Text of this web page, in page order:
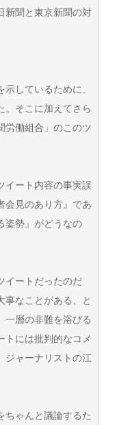
新聞と東京新聞の対
しているために、
。そこに加えてさら
労働組合」のこのツ
イート内容の事実誤
会見のあり方』であ
姿勢』がどうなの
イートだったのだ
事なことがある、と
一層の非難を浴びる
トには批判的なコメ
ジャーナリストの江
ちゃんと議論するた